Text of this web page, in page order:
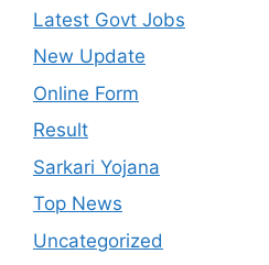
Latest Govt Jobs
New Update
Online Form
Result
Sarkari Yojana
Top News
Uncategorized